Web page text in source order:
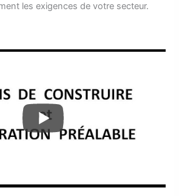
les exigences de votre secteur.